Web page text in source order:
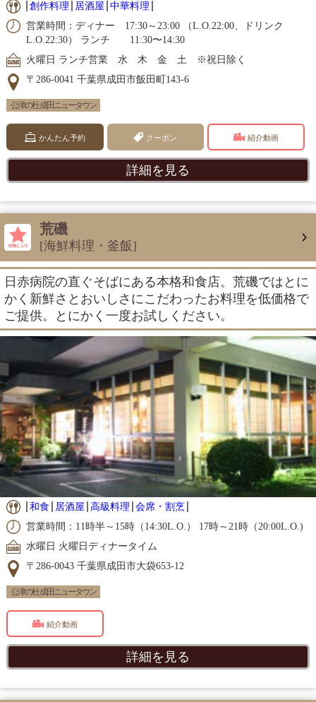
創作料理 居酒屋 中華料理
営業時間：ディナー 17:30～23:00 （L.O.22:00、ドリンク
L.O.22:30） ランチ 11:30〜14:30
火曜日 ランチ営業 水 木 金 土 ※祝日除く
〒286-0041 千葉県成田市飯田町143-6
公津の杜 成田ニュータウン
かんたん予約 クーポン 紹介動画
詳細を見る
荒磯
[海鮮料理・釜飯]
日赤病院の直ぐそばにある本格和食店。荒磯ではとに
かく新鮮さとおいしさにこだわったお料理を低価格で
ご提供。とにかく一度お試しください。
和食 居酒屋 高級料理 会席・割烹
営業時間：11時半～15時（14:30L.O.） 17時～21時（20:00L.O.)
水曜日 火曜日ディナータイム
〒286-0043 千葉県成田市大袋653-12
公津の杜 成田ニュータウン
紹介動画
詳細を見る